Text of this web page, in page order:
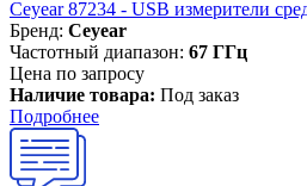
Ceyear 87234 - USB измерители
Бренд: Ceyear
Частотный диапазон: 67 ГГц
Цена по запросу
Наличие товара: Под заказ
Подробнее